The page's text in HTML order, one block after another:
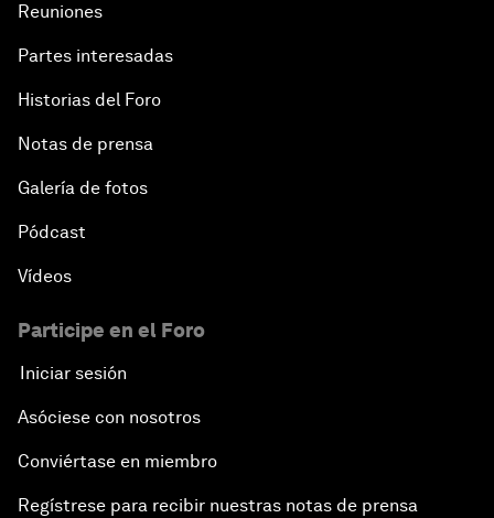
Reuniones
Partes interesadas
Historias del Foro
Notas de prensa
Galería de fotos
Pódcast
Vídeos
Participe en el Foro
Iniciar sesión
Asóciese con nosotros
Conviértase en miembro
Regístrese para recibir nuestras notas de prensa